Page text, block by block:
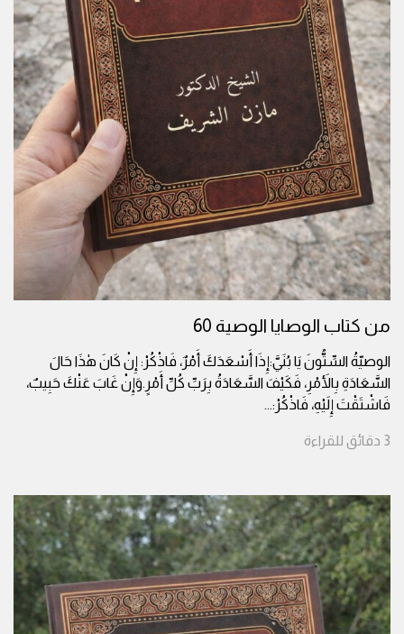
من كتاب الوصايا الوصية 60
الوصيّةُ السِّتُّونَ يَا بُنَيَّ:إِذَا أَسْعَدَكَ أَمْرٌ، فَاذْكُرْ: إِنْ كَانَ هٰذَا حَالَ
السَّعَادَةِ بِالأَمْرِ، فَكَيْفَ السَّعَادَةُ بِرَبِّ كُلِّ أَمْرٍ.وَإِنْ غَابَ عَنْكَ حَبِيبٌ،
فَاشْتَقْتَ إِلَيْهِ، فَاذْكُرْ:...
3 دقائق للقراءة